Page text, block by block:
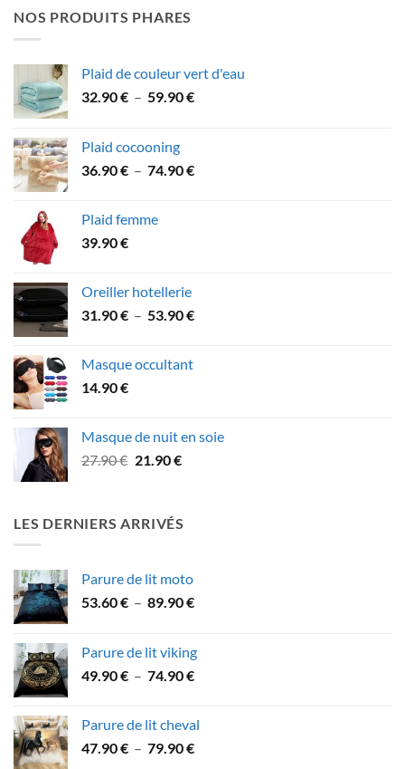
était :
est :
NOS PRODUITS PHARES
Plaid de couleur vert d'eau
32.90€ – 59.90€Plage
à
Plaid cocooning
36.90€ – 74.90€Plage
Plaid femme
39.90€
Oreiller hotellerie
31.90€ – 53.90€Plage
Masque occultant
14.90€
Masque de nuit en soie
27.90€ Le
était :
27.90 €.
21.90€Le
est :
21.90 €.
LES DERNIERS ARRIVÉS
Parure de lit moto
53.60€ – 89.90€Plage
53.60 €
à
Parure de lit viking
49.90€ – 74.90€Plage
49.90 €
à
Parure de lit cheval
47.90€ – 79.90€Plage